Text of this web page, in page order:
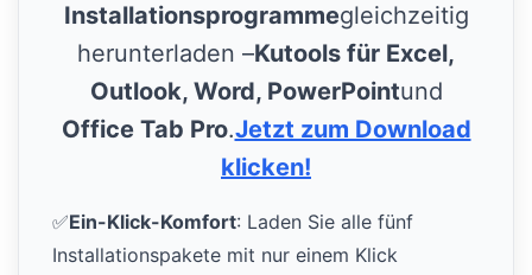
Installationsprogrammegleichzeitig
herunterladen –Kutools für Excel,
Outlook, Word, PowerPointund
Office Tab Pro.Jetzt zum Download
klicken!
✅Ein-Klick-Komfort: Laden Sie alle fünf
Installationspakete mit nur einem Klick